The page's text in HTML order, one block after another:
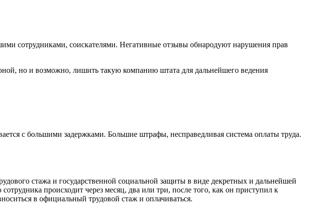
сотрудниками, соискателями. Негативные отзывы обнародуют нарушения прав
но и возможно, лишить такую компанию штата для дальнейшего ведения
с большими задержками. Большие штрафы, несправедливая система оплаты труда.
стажа и государственной социальной защиты в виде декретных и дальнейшей
происходит через месяц, два или три, после того, как он приступил к
в официальный трудовой стаж и оплачиваться.